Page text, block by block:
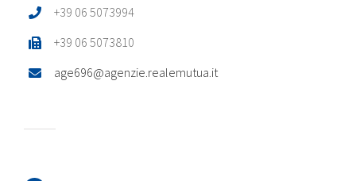
+39 06 5073994
+39 06 5073810
age696@agenzie.realemutua.it